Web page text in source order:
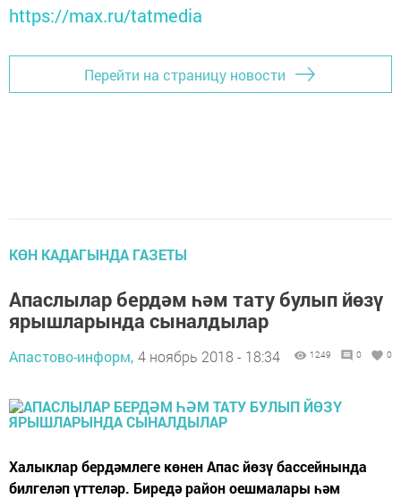
https://max.ru/tatmedia
Перейти на страницу новости
КӨН КАДАГЫНДА ГАЗЕТЫ
Апаслылар бердәм һәм тату булып йөзү
ярышларында сыналдылар
Апастово-информ, 4 ноябрь 2018 - 18:34 1249 0 0
Халыклар бердәмлеге көнен Апас йөзү бассейнында
билгеләп үттеләр. Биредә район оешмалары һәм